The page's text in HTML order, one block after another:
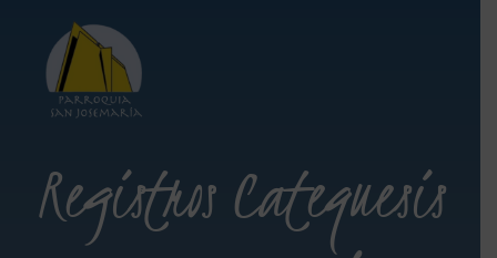
Registros Catequesis